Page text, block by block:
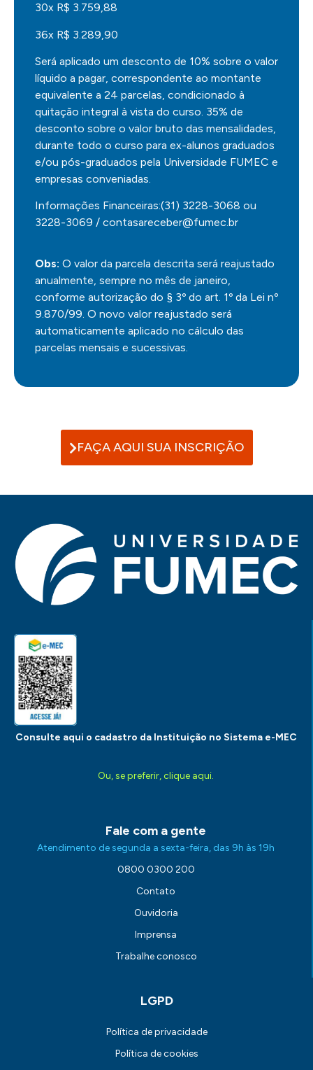
30x R$ 3.759,88
36x R$ 3.289,90
Será aplicado um desconto de 10% sobre o valor
líquido a pagar, correspondente ao montante
equivalente a 24 parcelas, condicionado à
quitação integral à vista do curso. 35% de
desconto sobre o valor bruto das mensalidades,
durante todo o curso para ex-alunos graduados
e/ou pós-graduados pela Universidade FUMEC e
empresas conveniadas.
Informações Financeiras:(31) 3228-3068 ou
3228-3069 / contasareceber@fumec.br
Obs: O valor da parcela descrita será reajustado
anualmente, sempre no mês de janeiro,
conforme autorização do § 3º do art. 1º da Lei nº
9.870/99. O novo valor reajustado será
automaticamente aplicado no cálculo das
parcelas mensais e sucessivas.
FAÇA AQUI SUA INSCRIÇÃO
Consulte aqui o cadastro da Instituição no Sistema e-MEC
Ou, se preferir, clique aqui.
Fale com a gente
Atendimento de segunda a sexta-feira, das 9h às 19h
0800 0300 200
Contato
Ouvidoria
Imprensa
Trabalhe conosco
LGPD
Política de privacidade
Política de cookies